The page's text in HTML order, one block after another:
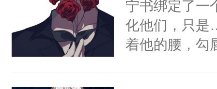
宁书绑定了一
化他们，只是
着他的腰，勾